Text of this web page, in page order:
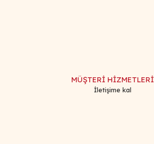
Ürün bilgilerinde hatalar bulunuyor.
MÜŞTERİ HİZMETLERİ
İletişime kal